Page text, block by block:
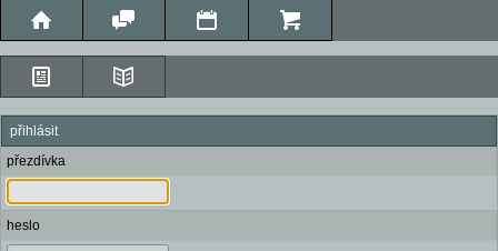
přihlásit
přezdívka
heslo